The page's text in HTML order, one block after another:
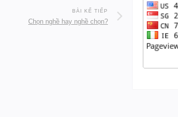
BÀI KẾ TIẾP
Chọn nghề hay nghề chọn?